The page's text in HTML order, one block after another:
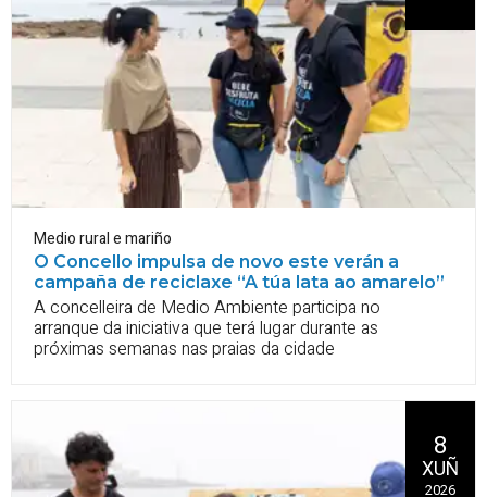
Medio rural e mariño
O Concello impulsa de novo este verán a
campaña de reciclaxe “A túa lata ao amarelo”
A concelleira de Medio Ambiente participa no
arranque da iniciativa que terá lugar durante as
próximas semanas nas praias da cidade
8
XUÑ
2026